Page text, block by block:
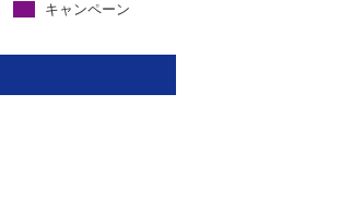
キャンペーン